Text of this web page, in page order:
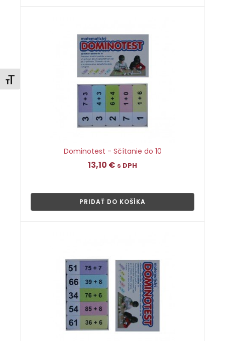
Zmeniť veľkosť písma
Dominotest - Sčítanie do 10
13,10 € s DPH
PRIDAŤ DO KOŠÍKA